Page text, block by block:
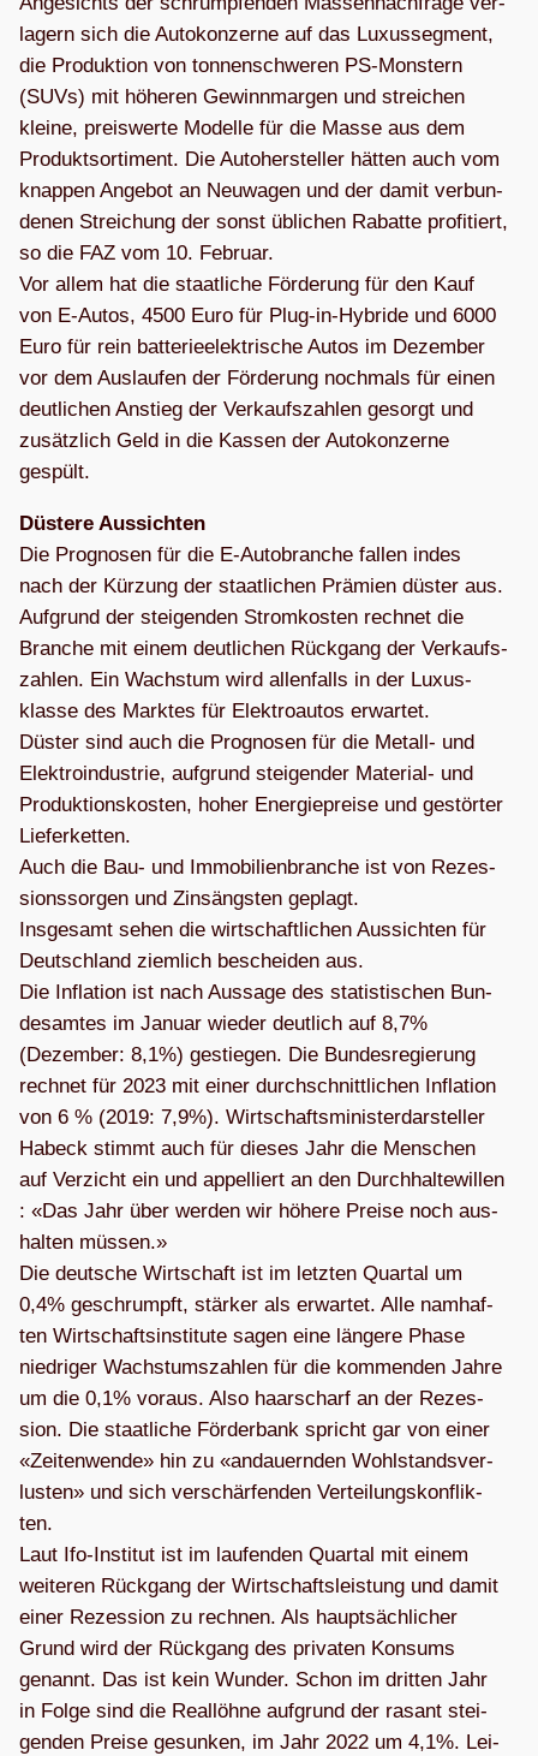
la­gern sich die Auto­kon­zerne auf das Luxus­seg­ment,
die Pro­duk­tion von ton­nen­schwe­ren PS-Mons­tern
(SUVs) mit höhe­ren Gewinn­mar­gen und strei­chen
kleine, preis­werte Modelle für die Masse aus dem
Pro­dukt­sor­ti­ment. Die Auto­her­stel­ler hät­ten auch vom
knap­pen Ange­bot an Neu­wa­gen und der damit ver­bun­
de­nen Strei­chung der sonst übli­chen Rabatte pro­fi­tiert,
so die FAZ vom 10. Februar.
Vor allem hat die staat­li­che För­de­rung für den Kauf
von E‑Autos, 4500 Euro für Plug-in-Hybride und 6000
Euro für rein bat­te­rie­elek­tri­sche Autos im Dezem­ber
vor dem Aus­lau­fen der För­de­rung noch­mals für einen
deut­li­chen Anstieg der Ver­kaufs­zah­len gesorgt und
zusätz­lich Geld in die Kas­sen der Auto­kon­zerne
gespült.
Düs­tere Aus­sich­ten
Die Pro­gno­sen für die E‑Autobranche fal­len indes
nach der Kür­zung der staat­li­chen Prä­mien düs­ter aus.
Auf­grund der stei­gen­den Strom­kos­ten rech­net die
Bran­che mit einem deut­li­chen Rück­gang der Ver­kaufs­
zah­len. Ein Wachs­tum wird allen­falls in der Luxus­
klasse des Mark­tes für Elek­tro­au­tos erwar­tet.
Düs­ter sind auch die Pro­gno­sen für die Metall- und
Elek­tro­in­dus­trie, auf­grund stei­gen­der Mate­rial- und
Pro­duk­ti­ons­kos­ten, hoher Ener­gie­preise und gestör­ter
Lie­fer­ket­ten.
Auch die Bau- und Immo­bi­li­en­bran­che ist von Rezes­
si­ons­sor­gen und Zins­ängs­ten geplagt.
Ins­ge­samt sehen die wirt­schaft­li­chen Aus­sich­ten für
Deutsch­land ziem­lich beschei­den aus.
Die Infla­tion ist nach Aus­sage des sta­tis­ti­schen Bun­
des­am­tes im Januar wie­der deut­lich auf 8,7%
(Dezem­ber: 8,1%) gestie­gen. Die Bun­des­re­gie­rung
rech­net für 2023 mit einer durch­schnitt­li­chen Infla­tion
von 6 % (2019: 7,9%). Wirt­schafts­mi­nis­ter­dar­stel­ler
Habeck stimmt auch für die­ses Jahr die Men­schen
auf Ver­zicht ein und appel­liert an den Durch­hal­te­wil­len
: «Das Jahr über wer­den wir höhere Preise noch aus­
hal­ten müs­sen.»
Die deut­sche Wirt­schaft ist im letz­ten Quar­tal um
0,4% geschrumpft, stär­ker als erwar­tet. Alle nam­haf­
ten Wirt­schafts­in­sti­tute sagen eine län­gere Phase
nied­ri­ger Wachs­tums­zah­len für die kom­men­den Jahre
um die 0,1% vor­aus. Also haar­scharf an der Rezes­
sion. Die staat­li­che För­der­bank spricht gar von einer
«Zei­ten­wende» hin zu «andau­ern­den Wohl­stands­ver­
lus­ten» und sich ver­schär­fen­den Ver­tei­lungs­kon­flik­
ten.
Laut Ifo-Insti­tut ist im lau­fen­den Quar­tal mit einem
wei­te­ren Rück­gang der Wirt­schafts­leis­tung und damit
einer Rezes­sion zu rech­nen. Als haupt­säch­li­cher
Grund wird der Rück­gang des pri­va­ten Kon­sums
genannt. Das ist kein Wun­der. Schon im drit­ten Jahr
in Folge sind die Real­löhne auf­grund der rasant stei­
gen­den Preise gesun­ken, im Jahr 2022 um 4,1%. Lei­